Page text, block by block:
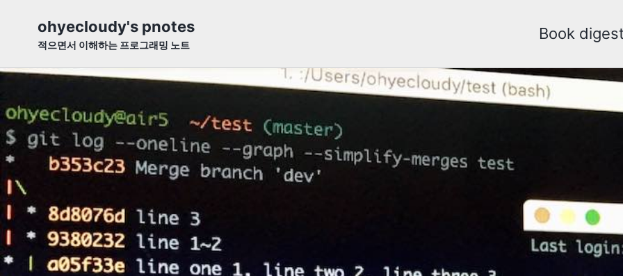
primary
navigation
content
ohyecloudy's pnotes
적으면서 이해하는 프로그래밍 노트
Book digest